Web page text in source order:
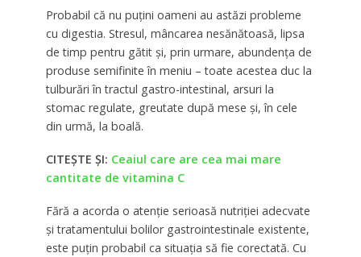
Probabil că nu puțini oameni au astăzi probleme
cu digestia. Stresul, mâncarea nesănătoasă, lipsa
de timp pentru gătit și, prin urmare, abundența de
produse semifinite în meniu – toate acestea duc la
tulburări în tractul gastro-intestinal, arsuri la
stomac regulate, greutate după mese și, în cele
din urmă, la boală.
CITEȘTE ȘI: Ceaiul care are cea mai mare
cantitate de vitamina C
Fără a acorda o atenție serioasă nutriției adecvate
și tratamentului bolilor gastrointestinale existente,
este puțin probabil ca situația să fie corectată. Cu